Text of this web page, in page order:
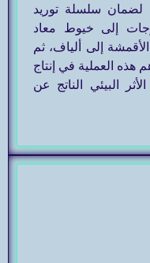
لضمان سلسلة توريد
إلى خيوط معاد
إلى ألياف، ثم
العملية في إنتاج
البيئي الناتج عن